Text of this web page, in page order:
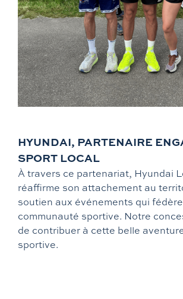
HYUNDAI, PARTENAIRE
SPORT LOCAL
À travers ce partenariat, Hyundai
réaffirme son attachement au
soutien aux événements qui
communauté sportive. Notre
de contribuer à cette belle
sportive.